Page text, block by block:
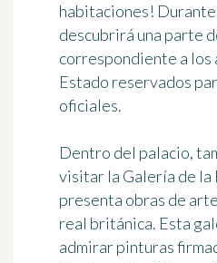
habitaciones!
descubrirá una parte
correspondiente a los
Estado reservados
oficiales.
Dentro del palacio,
visitar la Galería de la
presenta obras de
real británica. Esta
admirar pinturas